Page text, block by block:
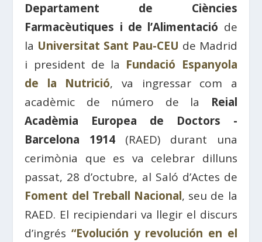
Departament de Ciències
Farmacèutiques i de l’Alimentació de
la Universitat Sant Pau-CEU de Madrid
i president de la Fundació Espanyola
de la Nutrició, va ingressar com a
acadèmic de número de la Reial
Acadèmia Europea de Doctors -
Barcelona 1914 (RAED) durant una
cerimònia que es va celebrar dilluns
passat, 28 d’octubre, al Saló d’Actes de
Foment del Treball Nacional, seu de la
RAED. El recipiendari va llegir el discurs
d’ingrés“Evolución y revolución en el